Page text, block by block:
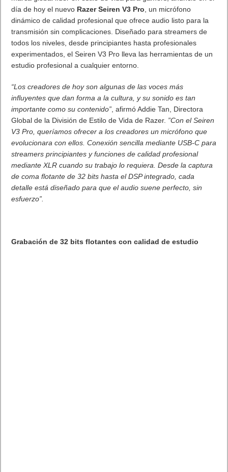
día de hoy el nuevo Razer Seiren V3 Pro, un micrófono
dinámico de calidad profesional que ofrece audio listo para la
transmisión sin complicaciones. Diseñado para streamers de
todos los niveles, desde principiantes hasta profesionales
experimentados, el Seiren V3 Pro lleva las herramientas de un
estudio profesional a cualquier entorno.
“Los creadores de hoy son algunas de las voces más
influyentes que dan forma a la cultura, y su sonido es tan
importante como su contenido”, afirmó Addie Tan, Directora
Global de la División de Estilo de Vida de Razer. ”Con el Seiren
V3 Pro, queríamos ofrecer a los creadores un micrófono que
evolucionara con ellos. Conexión sencilla mediante USB-C para
streamers principiantes y funciones de calidad profesional
mediante XLR cuando su trabajo lo requiera. Desde la captura
de coma flotante de 32 bits hasta el DSP integrado, cada
detalle está diseñado para que el audio suene perfecto, sin
esfuerzo”.
Grabación de 32 bits flotantes con calidad de estudio